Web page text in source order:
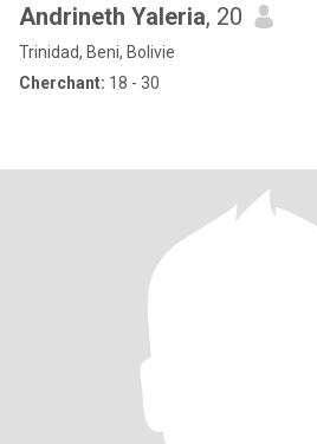
Andrineth Yaleria, 20
Trinidad, Beni, Bolivie
Cherchant: 18 - 30